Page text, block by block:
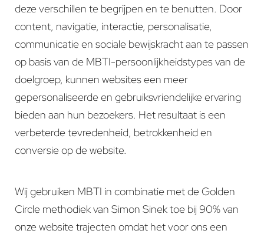
deze verschillen te begrijpen en te benutten. Door
content, navigatie, interactie, personalisatie,
communicatie en sociale bewijskracht aan te passen
op basis van de MBTI-persoonlijkheidstypes van de
doelgroep, kunnen websites een meer
gepersonaliseerde en gebruiksvriendelijke ervaring
bieden aan hun bezoekers. Het resultaat is een
verbeterde tevredenheid, betrokkenheid en
conversie op de website.
Wij gebruiken MBTI in combinatie met de Golden
Circle methodiek van Simon Sinek toe bij 90% van
onze website trajecten omdat het voor ons een